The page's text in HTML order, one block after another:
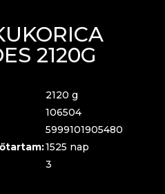
2120G
2120 g
106504
5999101905480
1525 nap
3